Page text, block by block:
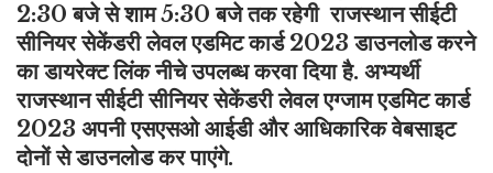
2:30 बजे से शाम 5:30 बजे तक रहेगी राजस्थान सीईटी
सीनियर सेकेंडरी लेवल एडमिट कार्ड 2023 डाउनलोड करने
का डायरेक्ट लिंक नीचे उपलब्ध करवा दिया है. अभ्यर्थी
राजस्थान सीईटी सीनियर सेकेंडरी लेवल एग्जाम एडमिट कार्ड
2023 अपनी एसएसओ आईडी और आधिकारिक वेबसाइट
दोनों से डाउनलोड कर पाएंगे.